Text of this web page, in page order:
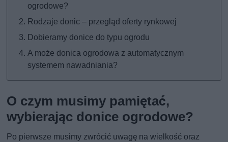
ogrodowe?
Rodzaje donic – przegląd oferty rynkowej
Dobieramy donice do typu ogrodu
A może donica ogrodowa z automatycznym
systemem nawadniania?
O czym musimy pamiętać,
wybierając donice ogrodowe?
Po pierwsze musimy zwrócić uwagę na wielkość oraz